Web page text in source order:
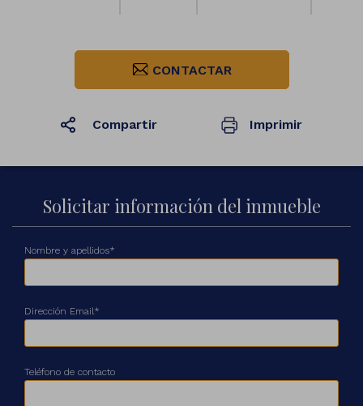
CONTACTAR
Compartir Imprimir
Solicitar información del inmueble
Nombre y apellidos*
Dirección Email*
Teléfono de contacto